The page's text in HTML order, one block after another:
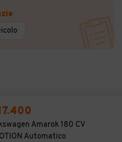
Amarok 180 CV
Automatico